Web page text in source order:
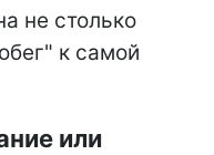
не столько
к самой
или